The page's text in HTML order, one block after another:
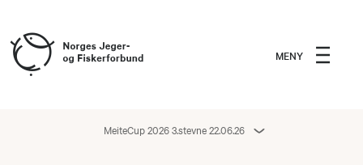
MENY
MeiteCup 2026 3.stevne 22.06.26